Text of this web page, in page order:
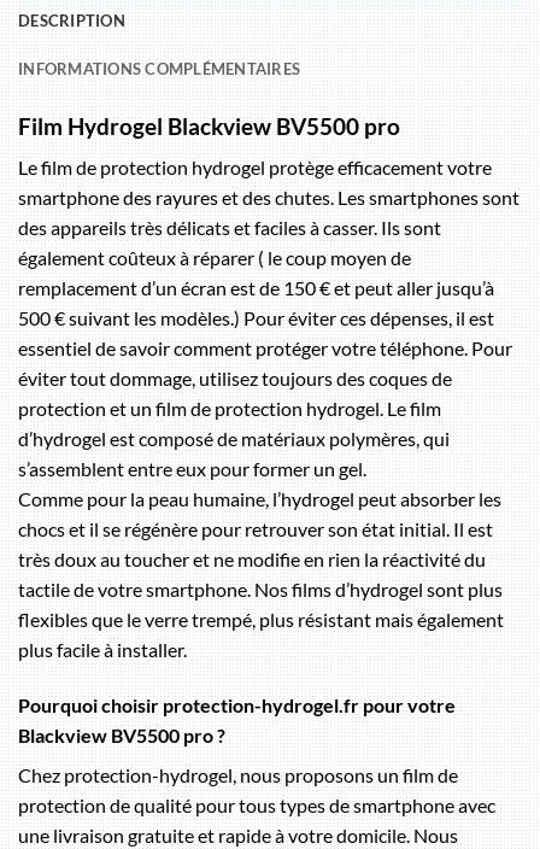
DESCRIPTION
INFORMATIONS COMPLÉMENTAIRES
Film Hydrogel Blackview BV5500 pro
Le film de protection hydrogel protège efficacement votre
smartphone des rayures et des chutes. Les smartphones sont
des appareils très délicats et faciles à casser. Ils sont
également coûteux à réparer ( le coup moyen de
remplacement d’un écran est de 150 € et peut aller jusqu’à
500 € suivant les modèles.) Pour éviter ces dépenses, il est
essentiel de savoir comment protéger votre téléphone. Pour
éviter tout dommage, utilisez toujours des coques de
protection et un film de protection hydrogel. Le film
d’hydrogel est composé de matériaux polymères, qui
s’assemblent entre eux pour former un gel.
Comme pour la peau humaine, l’hydrogel peut absorber les
chocs et il se régénère pour retrouver son état initial. Il est
très doux au toucher et ne modifie en rien la réactivité du
tactile de votre smartphone. Nos films d’hydrogel sont plus
flexibles que le verre trempé, plus résistant mais également
plus facile à installer.
Pourquoi choisir protection-hydrogel.fr pour votre
Blackview BV5500 pro ?
Chez protection-hydrogel, nous proposons un film de
protection de qualité pour tous types de smartphone avec
une livraison gratuite et rapide à votre domicile. Nous